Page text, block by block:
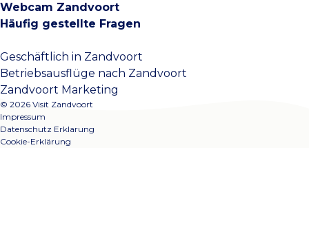
Webcam Zandvoort
Häufig gestellte Fragen
Geschäftlich in Zandvoort
Betriebsausflüge nach Zandvoort
Zandvoort Marketing
© 2026 Visit Zandvoort
Impressum
Datenschutz Erklarung
Cookie-Erklärung